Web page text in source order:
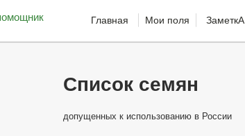
Главная Мои поля ЗаметкА
Список семян
допущенных к использованию в России